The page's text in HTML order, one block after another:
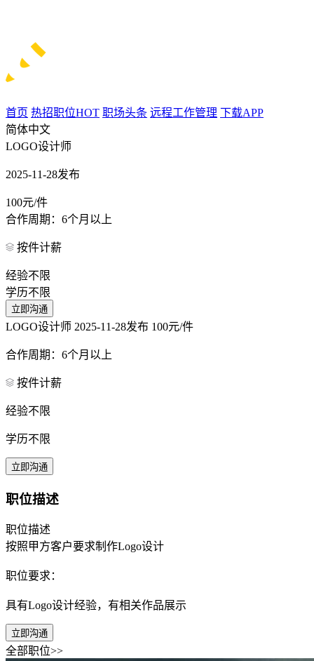
首页 热招职位HOT 职场头条 远程工作管理 下载APP
简体中文
LOGO设计师
2025-11-28发布
100元/件
合作周期：6个月以上
按件计薪
经验不限
学历不限
立即沟通
LOGO设计师 2025-11-28发布 100元/件
合作周期：6个月以上
按件计薪
经验不限
学历不限
立即沟通
职位描述
职位描述
按照甲方客户要求制作Logo设计
职位要求：
具有Logo设计经验，有相关作品展示
立即沟通
全部职位>>